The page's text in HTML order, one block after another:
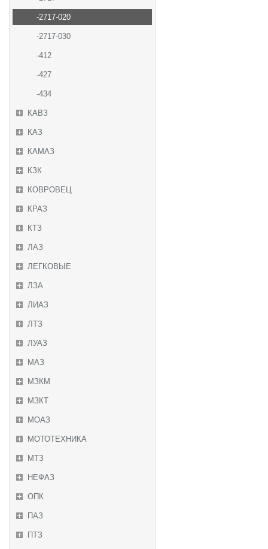
-2717-020
-2717-030
-412
-427
-434
КАВЗ
КАЗ
КАМАЗ
КЗК
КОВРОВЕЦ
КРАЗ
КТЗ
ЛАЗ
ЛЕГКОВЫЕ
ЛЗА
ЛИАЗ
ЛТЗ
ЛУАЗ
МАЗ
МЗКМ
МЗКТ
МОАЗ
МОТОТЕХНИКА
МТЗ
НЕФАЗ
ОПК
ПАЗ
ПТЗ